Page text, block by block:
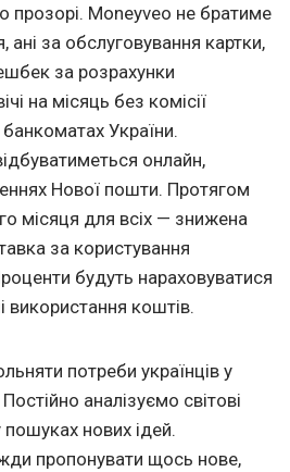
прозорі. Moneyveo не братиме
ані за обслуговування картки,
за розрахунки
на місяць без комісії
банкоматах України.
онлайн,
Нової пошти. Протягом
місяця для всіх — знижена
за користування
будуть нараховуватися
використання коштів.
потреби українців у
аналізуємо світові
нових ідей.
пропонувати щось нове,